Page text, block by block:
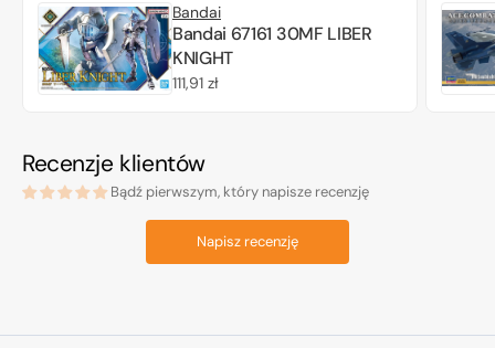
Bandai
Bandai 67161 30MF LIBER
KNIGHT
Cena
111,91 zł
Recenzje klientów
Bądź pierwszym, który napisze recenzję
Napisz recenzję